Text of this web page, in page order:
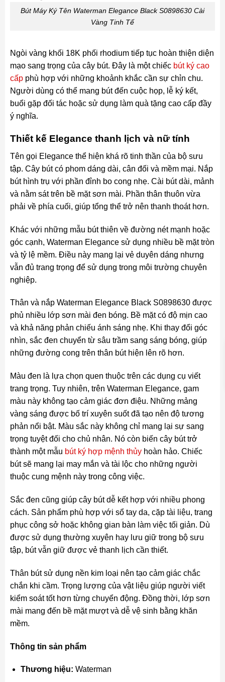
Bút Máy Ký Tên Waterman Elegance Black S0898630 Cài
Vàng Tinh Tế
Ngòi vàng khối 18K phối rhodium tiếp tục hoàn thiện diện
mạo sang trọng của cây bút. Đây là một chiếc bút ký cao
cấpphù hợp với những khoảnh khắc cần sự chỉn chu.
Người dùng có thể mang bút đến cuộc họp, lễ ký kết,
buổi gặp đối tác hoặc sử dụng làm quà tặng cao cấp đầy
ý nghĩa.
Thiết kế Elegance thanh lịch và nữ tính
Tên gọi Elegance thể hiện khá rõ tinh thần của bộ sưu
tập. Cây bút có phom dáng dài, cân đối và mềm mại. Nắp
bút hình trụ với phần đỉnh bo cong nhẹ. Cài bút dài, mảnh
và nằm sát trên bề mặt sơn mài. Phần thân thuôn vừa
phải về phía cuối, giúp tổng thể trở nên thanh thoát hơn.
Khác với những mẫu bút thiên về đường nét mạnh hoặc
góc cạnh, Waterman Elegance sử dụng nhiều bề mặt tròn
và tỷ lệ mềm. Điều này mang lại vẻ duyên dáng nhưng
vẫn đủ trang trọng để sử dụng trong môi trường chuyên
nghiệp.
Thân và nắp Waterman Elegance Black S0898630 được
phủ nhiều lớp sơn mài đen bóng. Bề mặt có độ mịn cao
và khả năng phản chiếu ánh sáng nhẹ. Khi thay đổi góc
nhìn, sắc đen chuyển từ sâu trầm sang sáng bóng, giúp
những đường cong trên thân bút hiện lên rõ hơn.
Màu đen là lựa chọn quen thuộc trên các dụng cụ viết
trang trọng. Tuy nhiên, trên Waterman Elegance, gam
màu này không tạo cảm giác đơn điệu. Những mảng
vàng sáng được bố trí xuyên suốt đã tạo nên độ tương
phản nổi bật. Màu sắc này không chỉ mang lại sự sang
trọng tuyệt đối cho chủ nhân. Nó còn biến cây bút trở
thành một mẫu bút ký hợp mệnh thủyhoàn hảo. Chiếc
bút sẽ mang lại may mắn và tài lộc cho những người
thuộc cung mệnh này trong công việc.
Sắc đen cũng giúp cây bút dễ kết hợp với nhiều phong
cách. Sản phẩm phù hợp với sổ tay da, cặp tài liệu, trang
phục công sở hoặc không gian bàn làm việc tối giản. Dù
được sử dụng thường xuyên hay lưu giữ trong bộ sưu
tập, bút vẫn giữ được vẻ thanh lịch cần thiết.
Thân bút sử dụng nền kim loại nên tạo cảm giác chắc
chắn khi cầm. Trọng lượng của vật liệu giúp người viết
kiểm soát tốt hơn từng chuyển động. Đồng thời, lớp sơn
mài mang đến bề mặt mượt và dễ vệ sinh bằng khăn
mềm.
Thông tin sản phẩm
Thương hiệu: Waterman